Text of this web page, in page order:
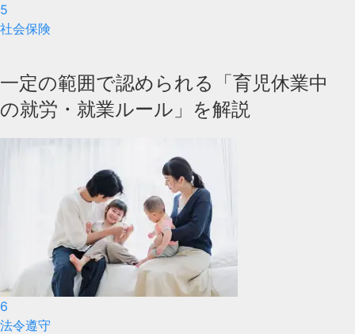
5
社会保険
一定の範囲で認められる「育児休業中
の就労・就業ルール」を解説
6
法令遵守